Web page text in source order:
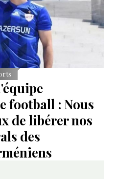
football : Nous
de libérer nos
des